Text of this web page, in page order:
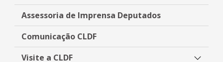
Assessoria de Imprensa Deputados
Comunicação CLDF
Visite a CLDF